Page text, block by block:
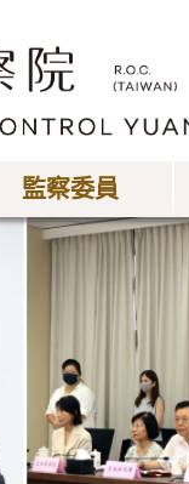
監察委員